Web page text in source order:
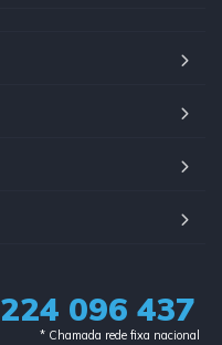
224 096 437
* Chamada rede fixa nacional​